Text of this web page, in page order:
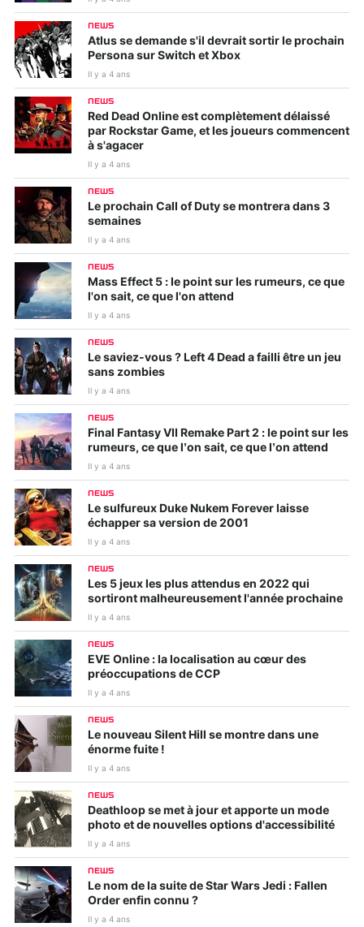
NEWS
Atlus se demande s'il devrait sortir le prochain
Persona sur Switch et Xbox
Il y a 4 ans
NEWS
Red Dead Online est complètement délaissé
par Rockstar Game, et les joueurs commencent
à s'agacer
Il y a 4 ans
NEWS
Le prochain Call of Duty se montrera dans 3
semaines
Il y a 4 ans
NEWS
Mass Effect 5 : le point sur les rumeurs, ce que
l'on sait, ce que l'on attend
Il y a 4 ans
NEWS
Le saviez-vous ? Left 4 Dead a failli être un jeu
sans zombies
Il y a 4 ans
NEWS
Final Fantasy VII Remake Part 2 : le point sur les
rumeurs, ce que l’on sait, ce que l’on attend
Il y a 4 ans
NEWS
Le sulfureux Duke Nukem Forever laisse
échapper sa version de 2001
Il y a 4 ans
NEWS
Les 5 jeux les plus attendus en 2022 qui
sortiront malheureusement l'année prochaine
Il y a 4 ans
NEWS
EVE Online : la localisation au cœur des
préoccupations de CCP
Il y a 4 ans
NEWS
Le nouveau Silent Hill se montre dans une
énorme fuite !
Il y a 4 ans
NEWS
Deathloop se met à jour et apporte un mode
photo et de nouvelles options d'accessibilité
Il y a 4 ans
NEWS
Le nom de la suite de Star Wars Jedi : Fallen
Order enfin connu ?
Il y a 4 ans